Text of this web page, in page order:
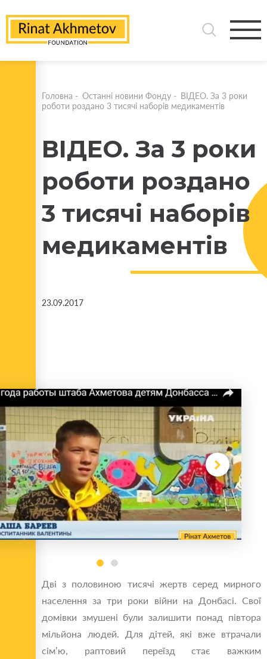
Головна - Останні новини Фонду - ВІДЕО. За 3 роки
роботи роздано 3 тисячі наборів медикаментів
ВІДЕО. За 3 роки
роботи роздано
3 тисячі наборів
медикаментів
23.09.2017
Дві з половиною тисячі жертв серед мирного
населення за три роки війни на Донбасі. Свої
домівки змушені були залишити понад півтора
мільйона людей. Для дітей, які вже втрачали
сім’ю, раптовий переїзд стає важким